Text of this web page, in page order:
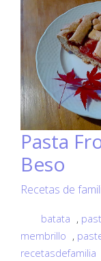
Pasta
Beso
Recetas de
batata ,
membrillo ,
recetasdefamilia